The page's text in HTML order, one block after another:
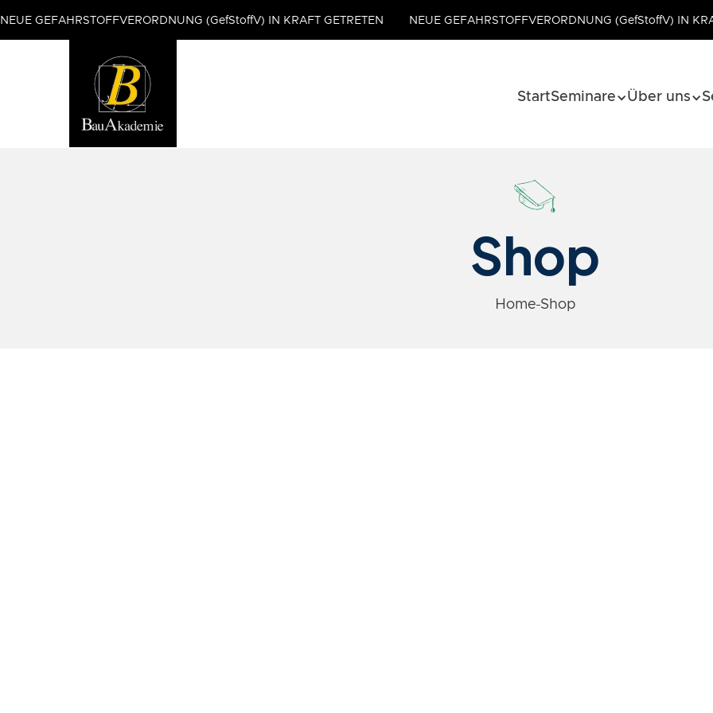
NEUE GEFAHRSTOFFVERORDNUNG (GefStoffV) IN KRAFT GETRETEN NEUE GEFAHRSTOFFVERORDNUNG (GefStoffV) IN
StartSeminare Über uns
Shop
Home Shop